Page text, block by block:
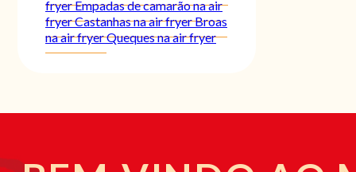
fryerEmpadas de camarão na air
fryerCastanhas na air fryerBroas
na air fryerQueques na air fryer